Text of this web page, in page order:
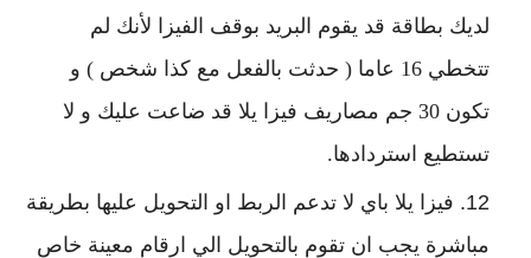
لديك بطاقة قد يقوم البريد بوقف الفيزا لأنك لم
تتخطي 16 عاما ( حدثت بالفعل مع كذا شخص ) و
تكون 30 جم مصاريف فيزا يلا قد ضاعت عليك و لا
تستطيع استردادها.
فيزا يلا باي لا تدعم الربط او التحويل عليها بطريقة
مباشرة يجب ان تقوم بالتحويل الي ارقام معينة خاص